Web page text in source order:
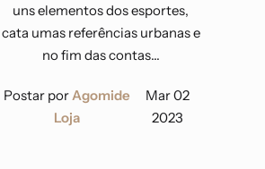
uns elementos dos esportes,
cata umas referências urbanas e
no fim das contas...
Postar porAgomide
Loja
Mar 02
2023